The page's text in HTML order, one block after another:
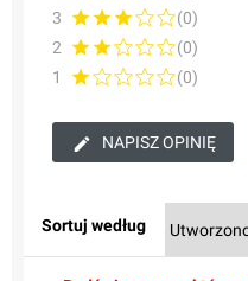
3
(0)
2
(0)
1
(0)
NAPISZ OPINIĘ
Sortuj według